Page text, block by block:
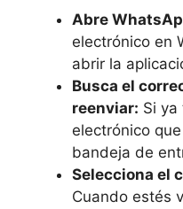
Abre
electrónico en
abrir​ la
Busca el
reenviar: Si ya⁣
electrónico
bandeja de
Selecciona el
Cuando estés